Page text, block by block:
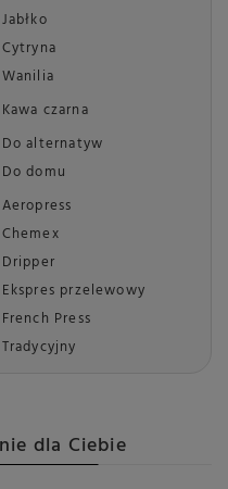
Jabłko
Cytryna
Wanilia
Kawa czarna
Do alternatyw
Do domu
Aeropress
Chemex
Dripper
Ekspres przelewowy
French Press
Tradycyjny
dla Ciebie